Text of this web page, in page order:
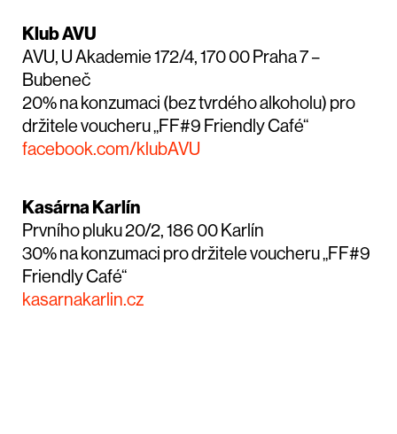
Klub AVU
AVU, U Akademie 172/4, 170 00 Praha 7 –
Bubeneč
20% na konzumaci (bez tvrdého alkoholu) pro
držitele voucheru „FF#9 Friendly Café“
facebook.com/klubAVU
Kasárna Karlín
Prvního pluku 20/2, 186 00 Karlín
30% na konzumaci pro držitele voucheru „FF#9
Friendly Café“
kasarnakarlin.cz